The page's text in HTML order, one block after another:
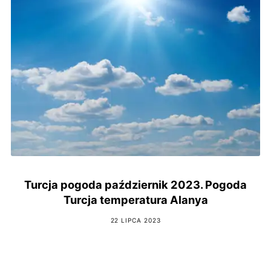
Turcja pogoda październik 2023. Pogoda
Turcja temperatura Alanya
22 LIPCA 2023